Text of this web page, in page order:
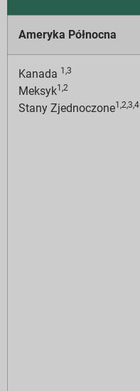
Ameryka Północna
Kanada 1,3
Meksyk1,2
Stany Zjednoczone1,2,3,4